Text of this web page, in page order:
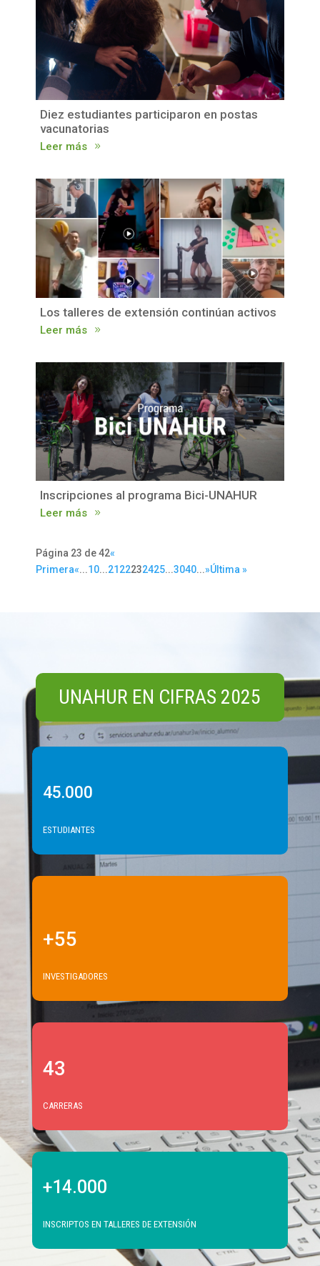
Diez estudiantes participaron en postas
vacunatorias
Leer más
Los talleres de extensión continúan activos
Leer más
Inscripciones al programa Bici-UNAHUR
Leer más
Página 23 de 42«
Primera«...10...21 22232425...3040...»Última »
UNAHUR EN CIFRAS 2025
45.000
ESTUDIANTES
+55
INVESTIGADORES
43
CARRERAS
+14.000
INSCRIPTOS EN TALLERES DE EXTENSIÓN